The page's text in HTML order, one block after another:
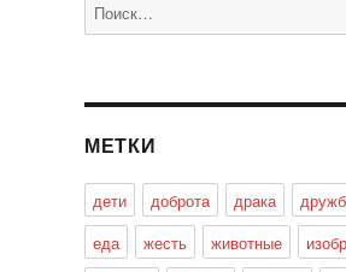
МЕТКИ
дети доброта драка
еда
жесть животные